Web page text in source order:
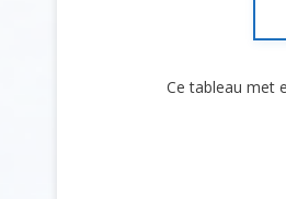
Ce tableau met